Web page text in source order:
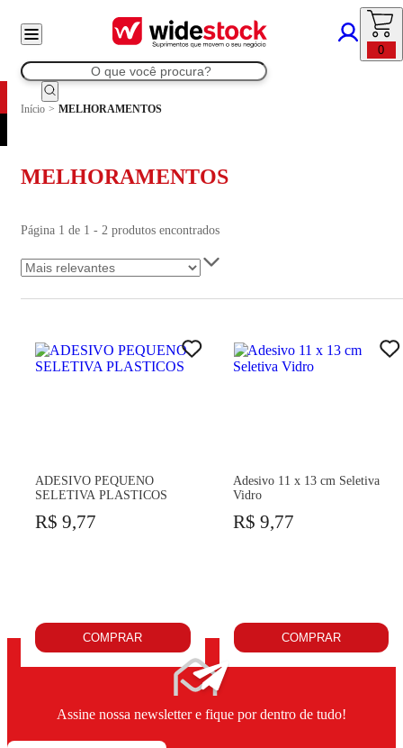
0
Início > MELHORAMENTOS
MELHORAMENTOS
Página 1 de 1 - 2 produtos encontrados
ADESIVO PEQUENO
SELETIVA PLASTICOS
R$ 9,77
COMPRAR
Adesivo 11 x 13 cm Seletiva
Vidro
R$ 9,77
COMPRAR
Assine nossa newsletter e fique por dentro de tudo!